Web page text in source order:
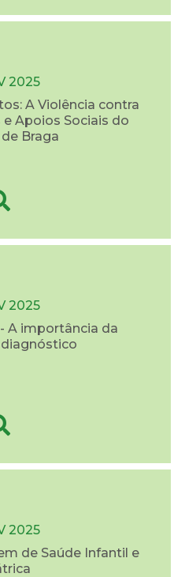
2025
A Violência contra
e Apoios Sociais do
Braga
2025
A importância da
2025
de Saúde Infantil e